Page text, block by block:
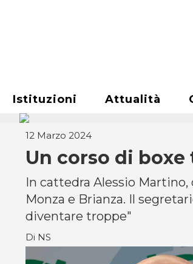
Istituzioni Attualità
12 Marzo 2024
Un corso di
In cattedra Alessio
Monza e Brianza. Il
diventare troppe"
Di NS